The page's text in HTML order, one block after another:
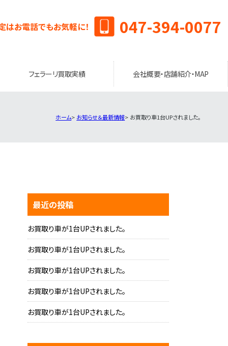
はお電話でもお気軽に！ 047-394-0077
フェラーリ買取実績 会社概要・店舗紹介・MAP
ホーム お知らせ＆最新情報 お買取り車1台UPされました。
最近の投稿
お買取り車が1台UPされました。
お買取り車が1台UPされました。
お買取り車が1台UPされました。
お買取り車が1台UPされました。
お買取り車が1台UPされました。